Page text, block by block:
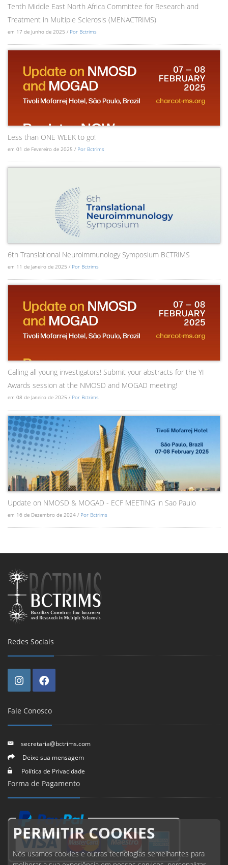
Tenth Middle East North Africa Committee for Research and
Treatment in Multiple Sclerosis (MENACTRIMS)
em 17 de Junho de 2025 / Por Bctrims
Less than ONE WEEK to go!
em 01 de Fevereiro de 2025 / Por Bctrims
6th Translational Neuroimmunology Symposium BCTRIMS
em 11 de Janeiro de 2025 / Por Bctrims
Calling all young investigators! Submit your abstracts for the YI
Awards session at the NMOSD and MOGAD meeting!
em 08 de Janeiro de 2025 / Por Bctrims
Update on NMOSD & MOGAD - ECF MEETING in Sao Paulo
em 16 de Dezembro de 2024 / Por Bctrims
Redes Sociais
Fale Conosco
secretaria@bctrims.com
Deixe sua mensagem
Política de Privacidade
Forma de Pagamento
PERMITIR COOKIES
Nós usamos cookies e outras tecnologias semelhantes para